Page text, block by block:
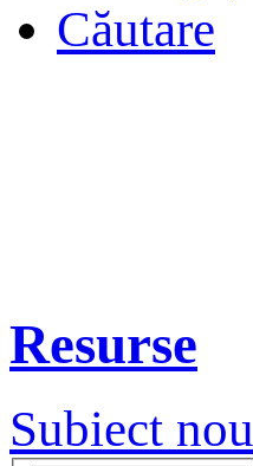
Căutare
Resurse
Subiect nou